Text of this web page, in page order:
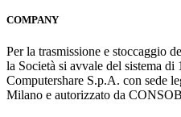
COMPANY
Per la trasmissione e stoccaggio
la Società si avvale del sistema
Computershare S.p.A. con sede
Milano e autorizzato da